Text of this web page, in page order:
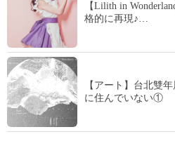
【Lilith in
格的に再現♪…
【アート】台北雙
に住んでいない①